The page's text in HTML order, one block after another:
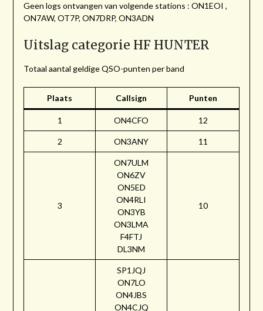
Geen logs ontvangen van volgende stations : ON1EOI ,
ON7AW, OT7P, ON7DRP, ON3ADN
Uitslag categorie HF HUNTER
Totaal aantal geldige QSO-punten per band
Plaats Callsign Punten
1 ON4CFO 12
2 ON3ANY 11
3
ON7ULM
ON6ZV
ON5ED
ON4RLI
ON3YB
ON3LMA
F4FTJ
DL3NM
10
SP1JQJ
ON7LO
ON4JBS
ON4CJQ